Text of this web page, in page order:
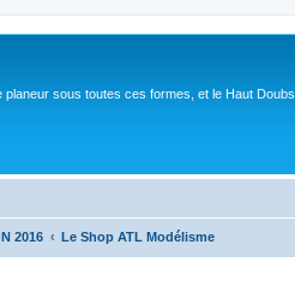
sous toutes ces formes, et le Haut Doubs.
2016 Le Shop ATL Modélisme